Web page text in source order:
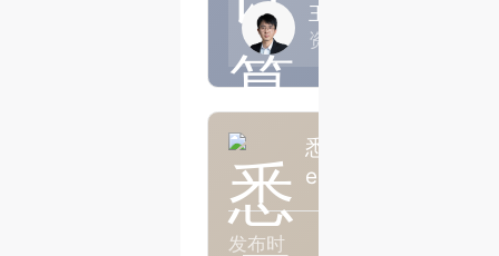
王飞
资深咨询顾问老师
悉尼大学计算机科
er一枚
发布时